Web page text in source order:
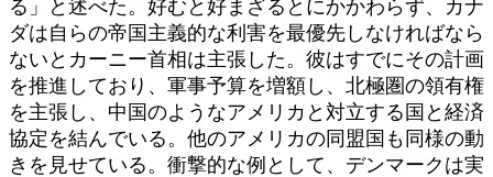
る」と述べた。好むと好まざるとにかかわらず、カナ
ダは自らの帝国主義的な利害を最優先しなければなら
ないとカーニー首相は主張した。彼はすでにその計画
を推進しており、軍事予算を増額し、北極圏の領有権
を主張し、中国のようなアメリカと対立する国と経済
協定を結んでいる。他のアメリカの同盟国も同様の動
きを見せている。衝撃的な例として、デンマークは実